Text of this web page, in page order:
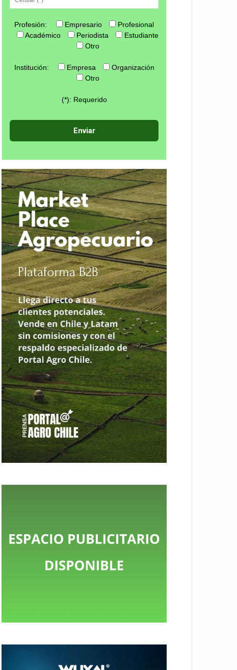
Profesión: Empresario
Profesional
Académico
Periodista
Estudiante
Otro
Institución: Empresa
Organización
Otro
(*): Requerido